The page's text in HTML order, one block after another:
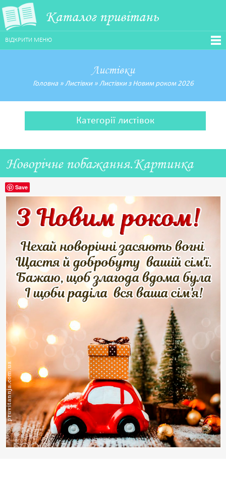
Каталог привітань
ВІДКРИТИ МЕНЮ
Листівки
Головна» Листівки» Листівки з Новим роком 2026
Категорії листівок
Новорічне побажання.Картинка
Save